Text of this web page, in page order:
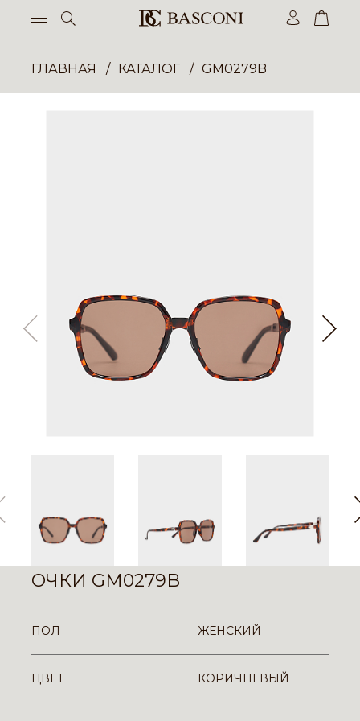
ГЛАВНАЯ КАТАЛОГ GM0279B
ОЧКИ GM0279B
ПОЛ ЖЕНСКИЙ
ЦВЕТ КОРИЧНЕВЫЙ